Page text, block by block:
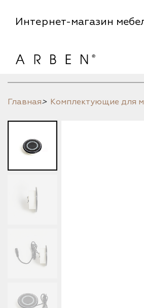
Интернет-магазин
Главная> Комплектующие для